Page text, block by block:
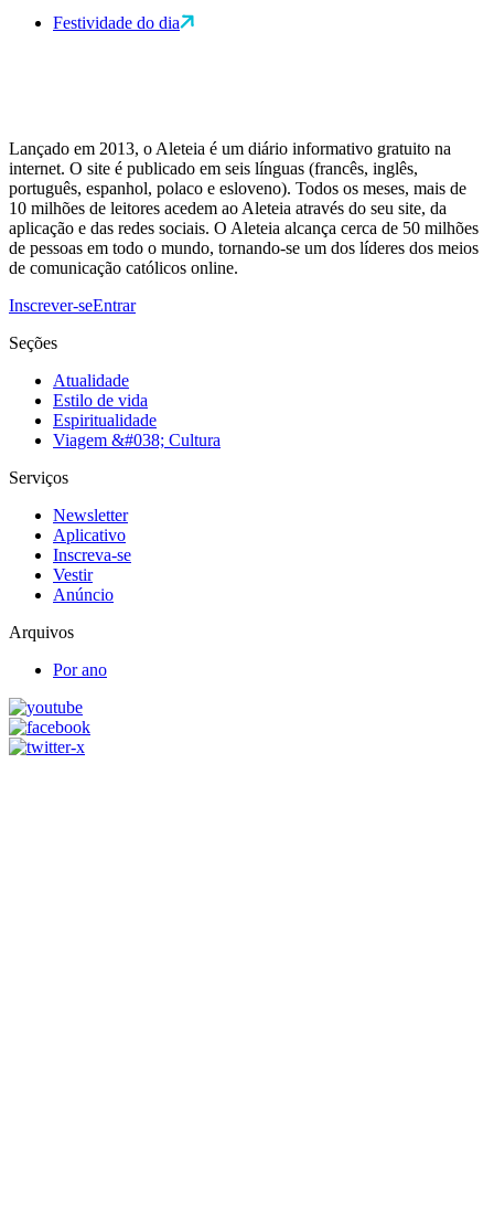
Festividade do dia
Lançado em 2013, o Aleteia é um diário informativo gratuito na
internet. O site é publicado em seis línguas (francês, inglês,
português, espanhol, polaco e esloveno). Todos os meses, mais de
10 milhões de leitores acedem ao Aleteia através do seu site, da
aplicação e das redes sociais. O Aleteia alcança cerca de 50 milhões
de pessoas em todo o mundo, tornando-se um dos líderes dos meios
de comunicação católicos online.
Inscrever-seEntrar
Seções
Atualidade
Estilo de vida
Espiritualidade
Viagem &#038; Cultura
Serviços
Newsletter
Aplicativo
Inscreva-se
Vestir
Anúncio
Arquivos
Por ano